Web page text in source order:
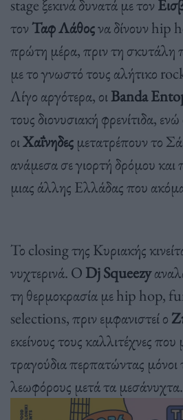
stage ξεκινά δυνατά με τον
τον Ταφ Λάθοςνα δίνουν hip
πρώτη μέρα, πριν τη σκυτάλη
με το γνωστό τους αλήτικο
Λίγο αργότερα, οιBanda
τους διονυσιακή φρενίτιδα, ενώ
οιΧαΐνηδες μετατρέπουν το
ανάμεσα σε γιορτή δρόμου και
μιας άλλης Ελλάδας που
Το closing της Κυριακής
νυχτερινά. Ο Dj Squeezy
τη θερμοκρασία με hip hop,
selections, πριν εμφανιστεί ο
εκείνους τους καλλιτέχνες
τραγούδια περπατώντας μόνοι
λεωφόρους μετά τα μεσάνυχτα.